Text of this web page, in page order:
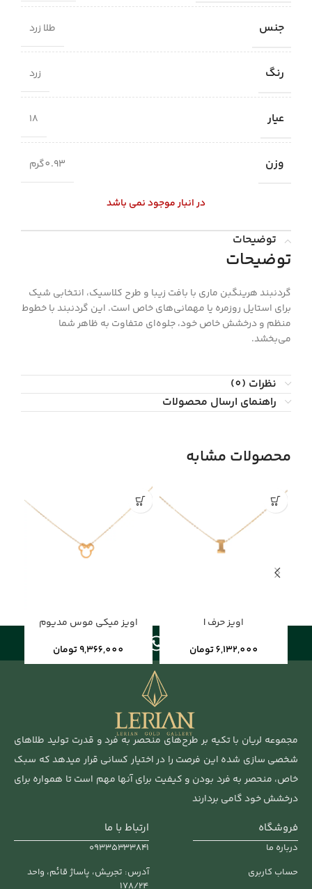
جنس طلا زرد
رنگ زرد
عیار 18
وزن 0.93گرم
در انبار موجود نمی باشد
توضیحات
توضیحات
گردنبند هرینگبن ماری با بافت زیبا و طرح کلاسیک، انتخابی شیک
برای استایل روزمره یا مهمانی‌های خاص است. این گردنبند با خطوط
منظم و درخشش خاص خود، جلوه‌ای متفاوت به ظاهر شما
می‌بخشد.
نظرات (0)
راهنمای ارسال محصولات
محصولات مشابه
اویز حرف I
6,132,000تومان
اویز میکی موس مدیوم
9,366,000تومان
مجموعه لریان با تکیه بر طرح‌های منحصر به فرد و قدرت تولید طلاهای
شخصی سازی شده این فرصت را در اختیار کسانی قرار میدهد که سبک
خاص، منحصر به فرد بودن و کیفیت برای آنها مهم‌ است تا همواره برای
درخشش خود گامی بردارند
فروشگاه
درباره ما
حساب کاربری
ارتباط با ما
۰۹۳۳۵۳۳۳۸۴۱
آدرس: تجریش، پاساژ قائم، واحد
178/24